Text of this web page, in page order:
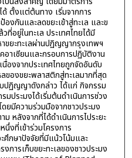
ด้ ตั้งแต่ต้นทาง เริ่มจากการ
งกันและลดขยะเข้าสู่ทะเล และข
ที่อยู่ในทะเล ประเทศไทยได้มี
ขยะทะเลผ่านปฏิญญากรุงเทพฯ
อาเซียนและกรอบการปฏิบัติงาน
นื่องจากประเทศไทยถูกจัดอันดับ
ของขยะพลาสติกสู่ทะเลมากที่สุด
ปฏิญญาดังกล่าว ได้แก่ กิจกรรม
มประมงได้เริ่มต้นดำเนินการช่วง
ยมีความร่วมมือจากชาวประมง
ม หลังจากที่ได้ดำเนินการไประยะ
งที่เข้าร่วมโครงการ
กษาปัจจัยที่มีแน้วโน้มและ
การเก็บขยะทะเลของชาวประมง